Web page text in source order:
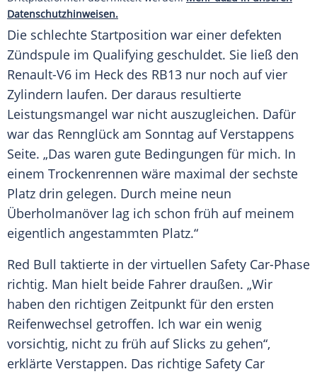
Datenschutzhinweisen.
Die schlechte Startposition war einer defekten
Zündspule im Qualifying geschuldet. Sie ließ den
Renault-V6 im Heck des RB13 nur noch auf vier
Zylindern laufen. Der daraus resultierte
Leistungsmangel war nicht auszugleichen. Dafür
war das Rennglück am Sonntag auf Verstappens
Seite. „Das waren gute Bedingungen für mich. In
einem Trockenrennen wäre maximal der sechste
Platz drin gelegen. Durch meine neun
Überholmanöver lag ich schon früh auf meinem
eigentlich angestammten Platz.“
Red Bull taktierte in der virtuellen Safety Car-Phase
richtig. Man hielt beide Fahrer draußen. „Wir
haben den richtigen Zeitpunkt für den ersten
Reifenwechsel getroffen. Ich war ein wenig
vorsichtig, nicht zu früh auf Slicks zu gehen“,
erklärte Verstappen. Das richtige Safety Car